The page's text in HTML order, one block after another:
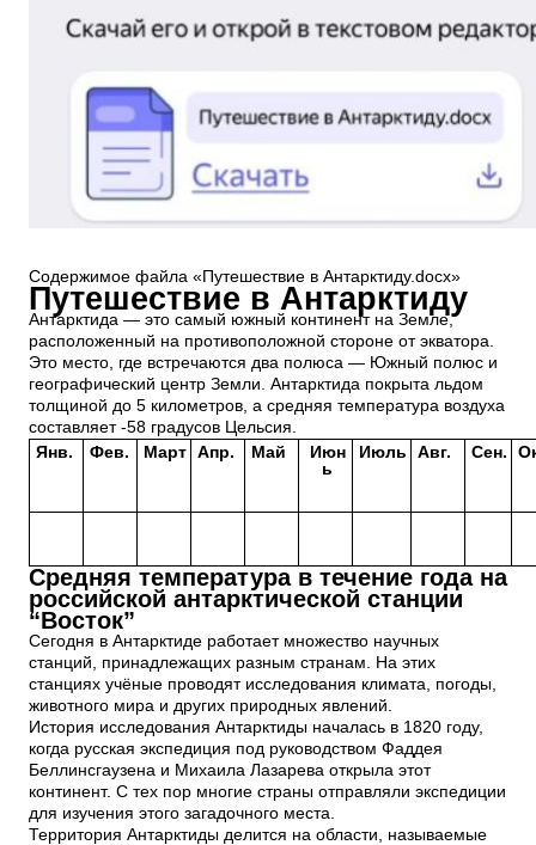
Содержимое файла «Путешествие в Антарктиду.docx»
Путешествие в Антарктиду
Антарктида — это самый южный континент на Земле,
расположенный на противоположной стороне от экватора.
Это место, где встречаются два полюса — Южный полюс и
географический центр Земли. Антарктида покрыта льдом
толщиной до 5 километров, а средняя температура воздуха
составляет -58 градусов Цельсия.
Янв.
Фев. Март Апр. Май
Июн
ь
Июль Авг. Сен.
Средняя температура в течение года на
российской антарктической станции
“Восток”
Сегодня в Антарктиде работает множество научных
станций, принадлежащих разным странам. На этих
станциях учёные проводят исследования климата, погоды,
животного мира и других природных явлений.
История исследования Антарктиды началась в 1820 году,
когда русская экспедиция под руководством Фаддея
Беллинсгаузена и Михаила Лазарева открыла этот
континент. С тех пор многие страны отправляли экспедиции
для изучения этого загадочного места.
Территория Антарктиды делится на области, называемые